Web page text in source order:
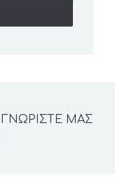
ΓΝΩΡΙΣΤΕ ΜΑΣ